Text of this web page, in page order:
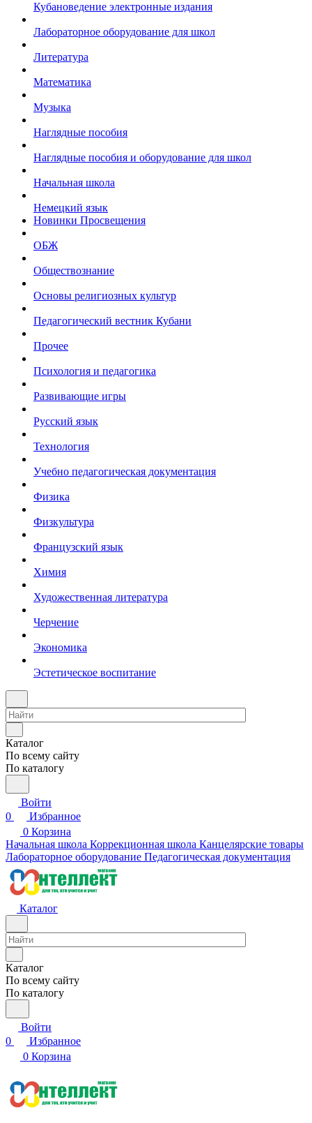
Кубановедение электронные издания
Лабораторное оборудование для школ
Литература
Математика
Музыка
Наглядные пособия
Наглядные пособия и оборудование для школ
Начальная школа
Немецкий язык
Новинки Просвещения
ОБЖ
Обществознание
Основы религиозных культур
Педагогический вестник Кубани
Прочее
Психология и педагогика
Развивающие игры
Русский язык
Технология
Учебно педагогическая документация
Физика
Физкультура
Французский язык
Химия
Художественная литература
Черчение
Экономика
Эстетическое воспитание
Каталог
По всему сайту
По каталогу
Войти
0
Избранное
0 Корзина
Начальная школа Коррекционная школа Канцелярские товары
Лабораторное оборудование Педагогическая документация
Каталог
Каталог
По всему сайту
По каталогу
Войти
0
Избранное
0 Корзина